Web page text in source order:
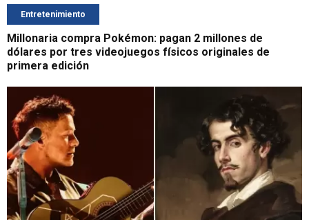
Entretenimiento
Millonaria compra Pokémon: pagan 2 millones de
dólares por tres videojuegos físicos originales de
primera edición